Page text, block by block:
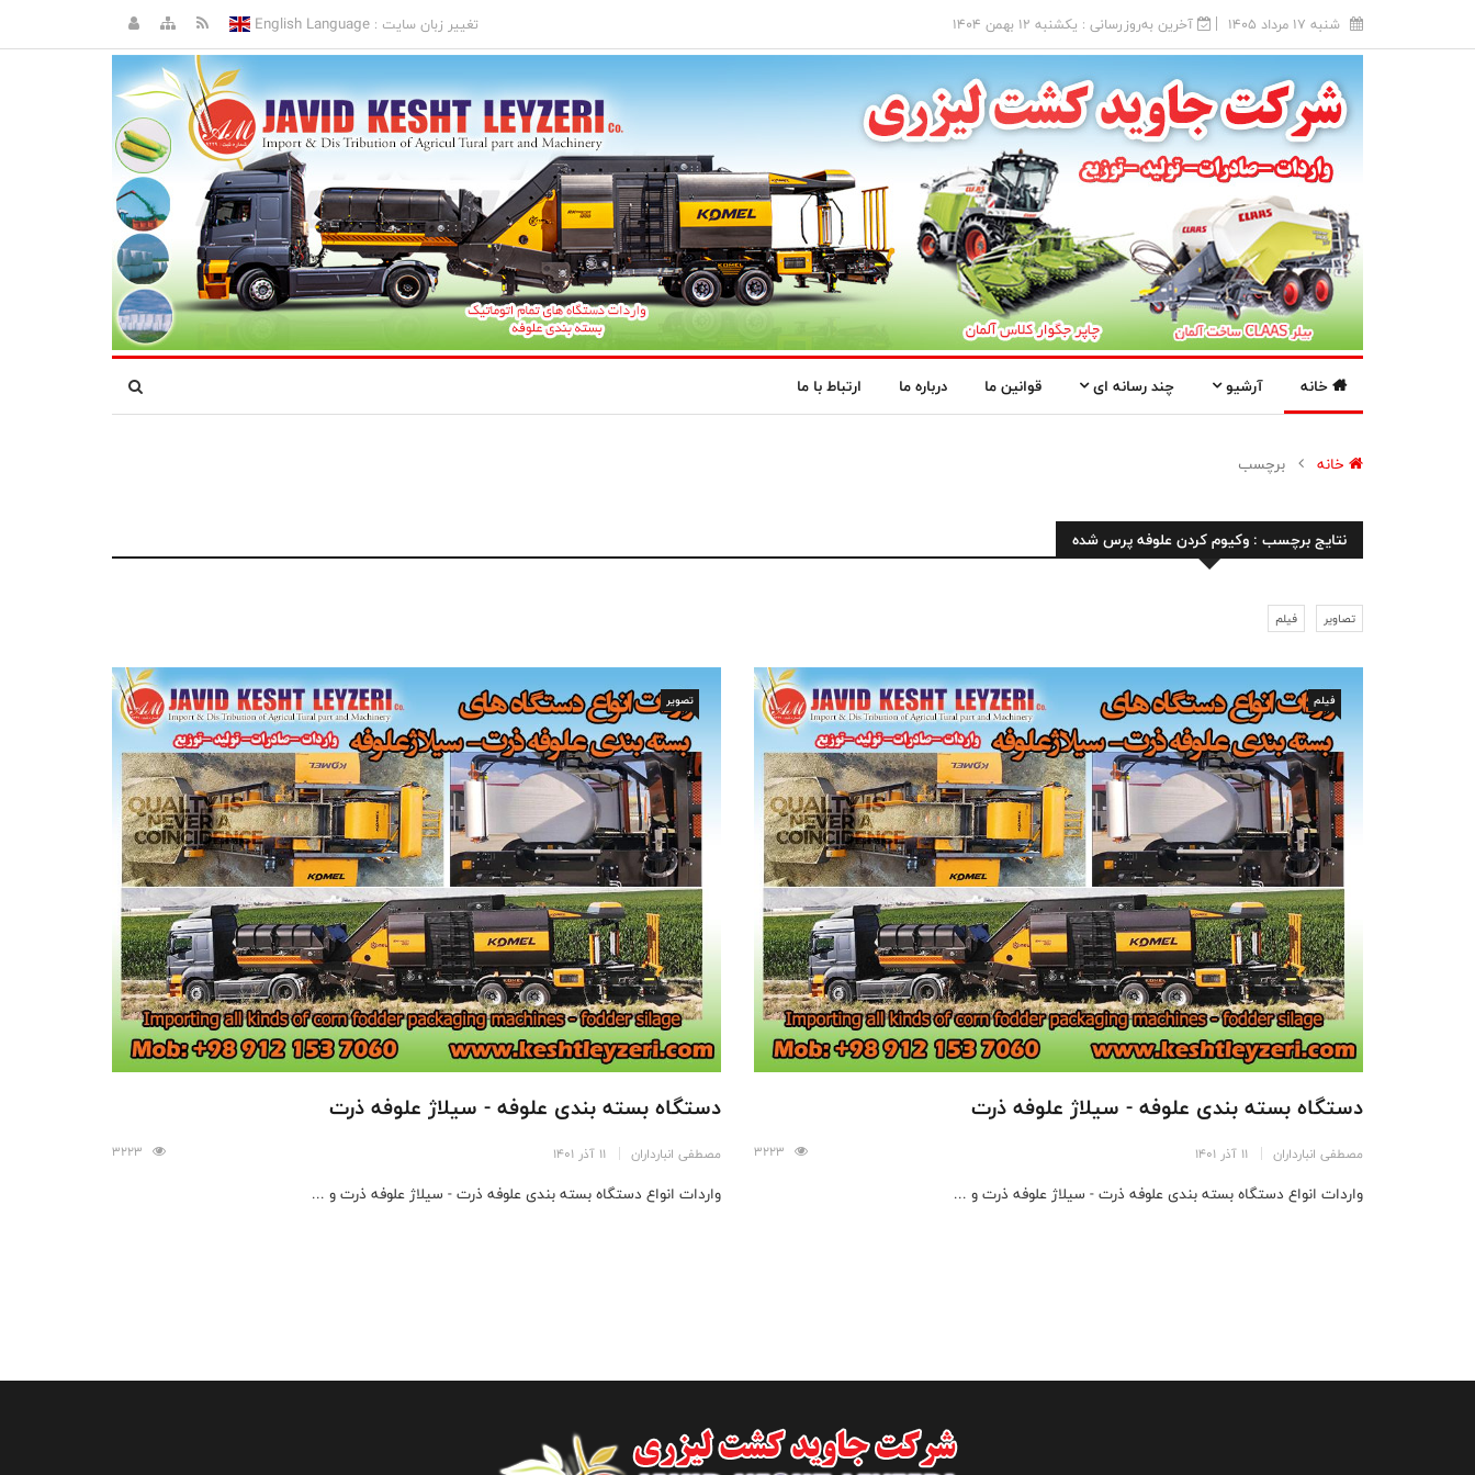
شنبه 17 مرداد 1405 آخرین به‌روزرسانی : يکشنبه 12 بهمن 1404 تغییر زبان سایت :English Language
خانه آرشیو چند رسانه ای قوانین ما درباره ما ارتباط با ما
خانه برچسب
نتایج برچسب : وکیوم کردن علوفه پرس شده
تصاویر فیلم
فیلم
دستگاه بسته بندی علوفه - سیلاژ علوفه ذرت
مصطفی انبارداران 11 آذر 1401
واردات انواع دستگاه بسته بندی علوفه ذرت - سیلاژ علوفه ذرت و ...
تصویر
دستگاه بسته بندی علوفه - سیلاژ علوفه ذرت
مصطفی انبارداران 11 آذر 1401
واردات انواع دستگاه بسته بندی علوفه ذرت - سیلاژ علوفه ذرت و ...